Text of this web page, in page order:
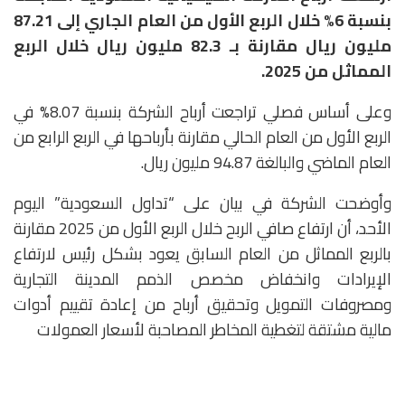
بنسبة 6% خلال الربع الأول من العام الجاري إلى 87.21
مليون ريال مقارنة بـ 82.3 مليون ريال خلال الربع
المماثل من 2025.
وعلى أساس فصلي تراجعت أرباح الشركة بنسبة 8.07% في
الربع الأول من العام الحالي مقارنة بأرباحها في الربع الرابع من
العام الماضي والبالغة 94.87 مليون ريال.
وأوضحت الشركة في بيان على “تداول السعودية” اليوم
الأحد، أن ارتفاع صافي الربح خلال الربع الأول من 2025 مقارنة
بالربع المماثل من العام السابق يعود بشكل رئيس لارتفاع
الإيرادات وانخفاض مخصص الذمم المدينة التجارية
ومصروفات التمويل وتحقيق أرباح من إعادة تقييم أدوات
مالية مشتقة لتغطية المخاطر المصاحبة لأسعار العمولات